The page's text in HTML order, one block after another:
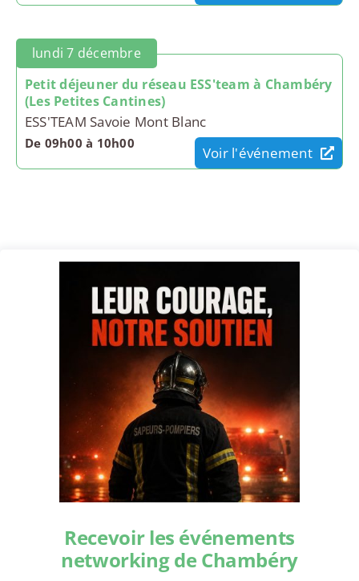
lundi 7 décembre
Petit déjeuner du réseau ESS'team à Chambéry
(Les Petites Cantines)
ESS'TEAM Savoie Mont Blanc
De 09h00 à 10h00
Voir l'événement
Recevoir les événements
networking de Chambéry